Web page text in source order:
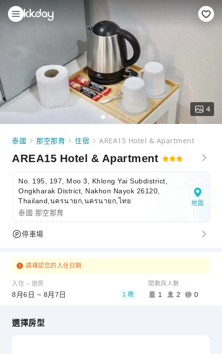
4
泰國 那空那育 住宿 AREA15 Hotel & Apartment
AREA15 Hotel & Apartment
No. 195, 197, Moo 3, Khlong Yai Subdistrict,
Ongkharak District, Nakhon Nayok 26120,
Thailand,นครนายก,นครนายก,ไทย
泰國 那空那育
地圖
停車場
請確認您的入住日期
入住 – 退房
8月6日 ~ 8月7日 1 晚
間數與人數
1 2 0
選擇房型